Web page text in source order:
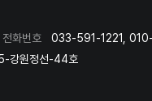
전화번호
033-591-1221,
강원정선-44호